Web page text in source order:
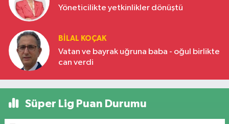
Yöneticilikte yetkinlikler dönüştü
BILAL KOÇAK
Vatan ve bayrak uğruna baba - oğul birlikte
can verdi
Süper Lig Puan Durumu